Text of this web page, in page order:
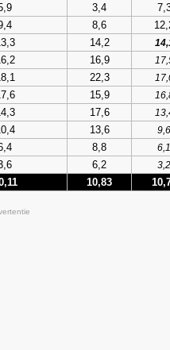
3,4
8,6
14,2
16,9
22,3
15,9
17,6
13,6
9,6
8,8
6,1
6,2 3,2
10,83